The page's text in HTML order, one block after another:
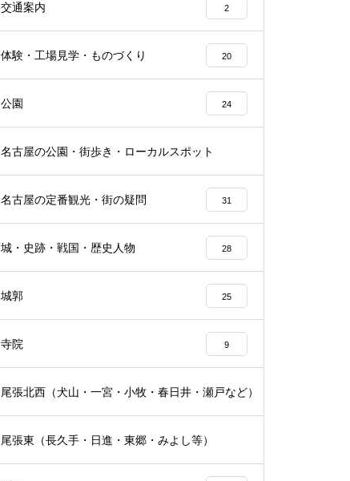
交通案内 2
体験・工場見学・ものづくり 20
公園 24
名古屋の公園・街歩き・ローカルスポット
名古屋の定番観光・街の疑問 31
城・史跡・戦国・歴史人物 28
城郭 25
寺院 9
尾張北西（犬山・一宮・小牧・春日井・瀬戸など）
尾張東（長久手・日進・東郷・みよし等）